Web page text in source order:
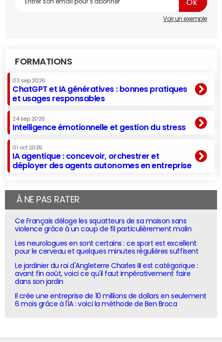
Voir un exemple
FORMATIONS
03 sep 2026
ChatGPT et IA génératives : bonnes pratiques
et usages responsables
24 sep 2026
Intelligence émotionnelle et gestion du stress
01 oct 2026
IA agentique : concevoir, orchestrer et
déployer des agents autonomes en entreprise
À NE PAS RATER
Ce Français déloge les squatteurs de sa maison sans
violence grâce à un coup de fil particulièrement malin
Les neurologues en sont certains : ce sport est excellent
pour le cerveau et quelques minutes régulières suffisent
Le jardinier du roi d'Angleterre Charles III est catégorique :
avant fin août, voici ce qu'il faut impérativement faire
dans son jardin
Il crée une entreprise de 10 millions de dollars en seulement
6 mois grâce à l'IA : voici la méthode de Ben Broca